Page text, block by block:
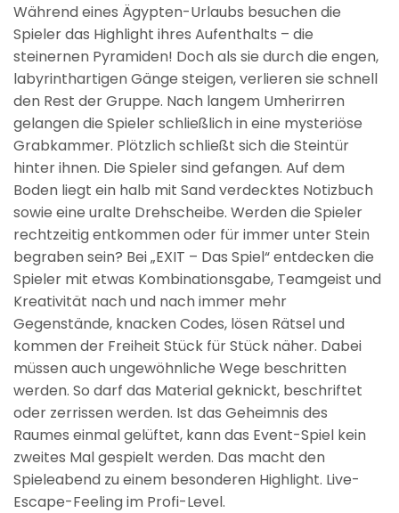
Während eines Ägypten-Urlaubs besuchen die
Spieler das Highlight ihres Aufenthalts – die
steinernen Pyramiden! Doch als sie durch die engen,
labyrinthartigen Gänge steigen, verlieren sie schnell
den Rest der Gruppe. Nach langem Umherirren
gelangen die Spieler schließlich in eine mysteriöse
Grabkammer. Plötzlich schließt sich die Steintür
hinter ihnen. Die Spieler sind gefangen. Auf dem
Boden liegt ein halb mit Sand verdecktes Notizbuch
sowie eine uralte Drehscheibe. Werden die Spieler
rechtzeitig entkommen oder für immer unter Stein
begraben sein? Bei „EXIT – Das Spiel“ entdecken die
Spieler mit etwas Kombinationsgabe, Teamgeist und
Kreativität nach und nach immer mehr
Gegenstände, knacken Codes, lösen Rätsel und
kommen der Freiheit Stück für Stück näher. Dabei
müssen auch ungewöhnliche Wege beschritten
werden. So darf das Material geknickt, beschriftet
oder zerrissen werden. Ist das Geheimnis des
Raumes einmal gelüftet, kann das Event-Spiel kein
zweites Mal gespielt werden. Das macht den
Spieleabend zu einem besonderen Highlight. Live-
Escape-Feeling im Profi-Level.